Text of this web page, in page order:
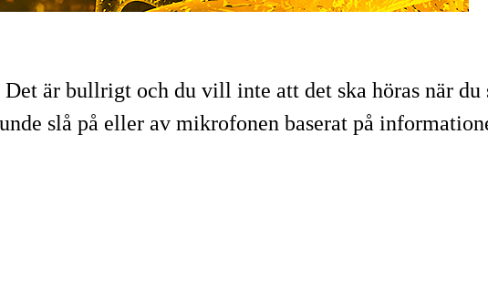
är bullrigt och du vill inte att det ska höras när du
slå på eller av mikrofonen baserat på